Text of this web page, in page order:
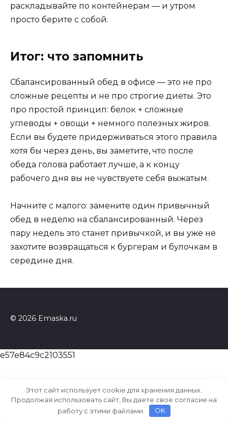
раскладывайте по контейнерам — и утром
просто берите с собой.
Итог: что запомнить
Сбалансированный обед в офисе — это не про
сложные рецепты и не про строгие диеты. Это
про простой принцип: белок + сложные
углеводы + овощи + немного полезных жиров.
Если вы будете придерживаться этого правила
хотя бы через день, вы заметите, что после
обеда голова работает лучше, а к концу
рабочего дня вы не чувствуете себя выжатым.
Начните с малого: замените один привычный
обед в неделю на сбалансированный. Через
пару недель это станет привычкой, и вы уже не
захотите возвращаться к бургерам и булочкам в
середине дня.
© 2026 Emaska.ru
e57e84c9c2103551
Этот сайт использует cookie для хранения данных.
Продолжая использовать сайт, Вы даете свое согласие на
работу с этими файлами.
OK